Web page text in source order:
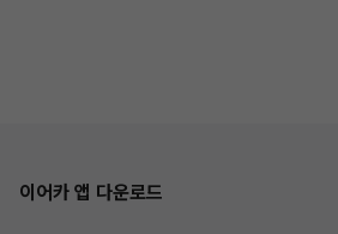
이어카 앱 다운로드